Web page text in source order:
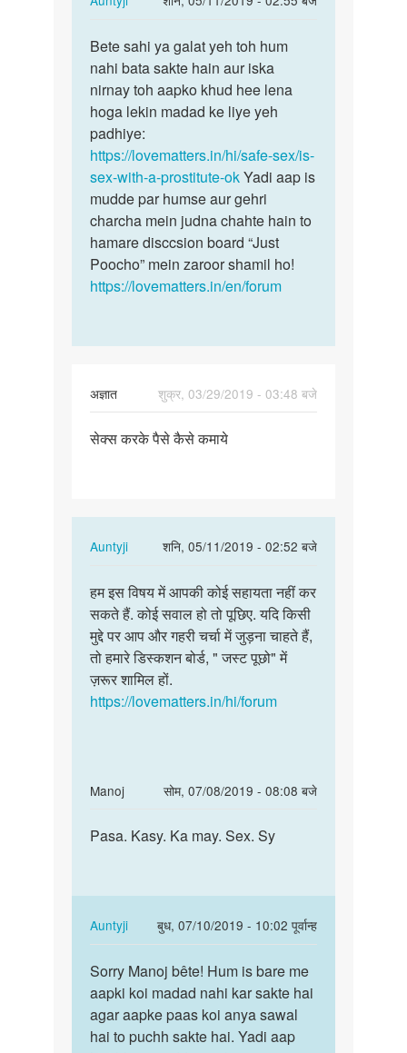
to
Sex
worker
se
pyar
karna…
by
Parvez
Bete
sahi
ya
galat
yeh
toh…
Bete sahi ya galat yeh toh hum
nahi bata sakte hain aur iska
nirnay toh aapko khud hee lena
hoga lekin madad ke liye yeh
padhiye:
https://lovematters.in/hi/safe-sex/is-
sex-with-a-prostitute-okYadi aap is
mudde par humse aur gehri
charcha mein judna chahte hain to
hamare disccsion board “Just
Poocho” mein zaroor shamil ho!
https://lovematters.in/en/forum
अज्ञात
शुक्र, 03/29/2019 - 03:48 बजे
सेक्स
सेक्स करके पैसे कैसे कमाये
Auntyji
शनि, 05/11/2019 - 02:52 बजे
In
to
सेक्स
करके
पैसे
कैसे
कमाये
हम
इस
विषय
में
आपकी
कोई…
हम इस विषय में आपकी कोई सहायता नहीं कर
सकते हैं. कोई सवाल हो तो पूछिए. यदि किसी
मुद्दे पर आप और गहरी चर्चा में जुड़ना चाहते हैं,
तो हमारे डिस्कशन बोर्ड, " जस्ट पूछो" में
ज़रूर शामिल हों.
https://lovematters.in/hi/forum
Manoj
सोम, 07/08/2019 - 08:08 बजे
In
to
पैसे
कैसे
कमाये
by
अज्ञात
Pasa.
may.
Sex.
Sy
Pasa. Kasy. Ka may. Sex. Sy
Auntyji
बुध, 07/10/2019 - 10:02 पूर्वान्ह
In
reply
to
Pasa.
Kasy.
Ka
Sorry
Manoj
bête!
Hum
Sorry Manoj bête! Hum is bare me
aapki koi madad nahi kar sakte hai
agar aapke paas koi anya sawal
hai to puchh sakte hai. Yadi aap